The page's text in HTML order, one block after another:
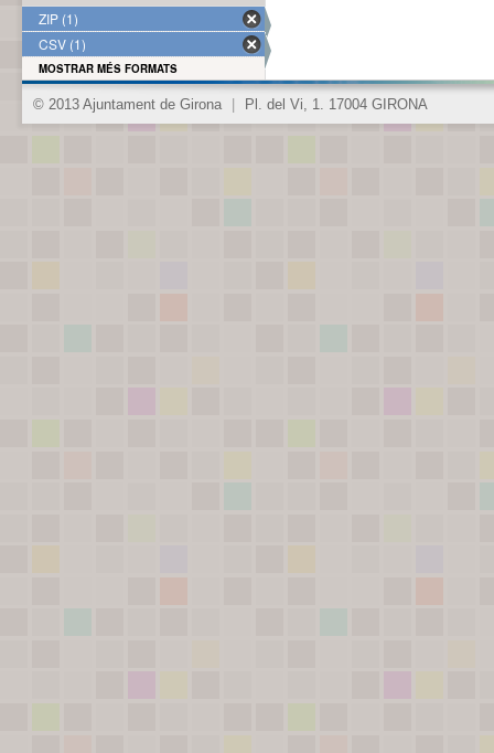
ZIP (1)
CSV (1)
MOSTRAR MÉS FORMATS
© 2013 Ajuntament de Girona Pl. del Vi, 1. 17004 GIRONA